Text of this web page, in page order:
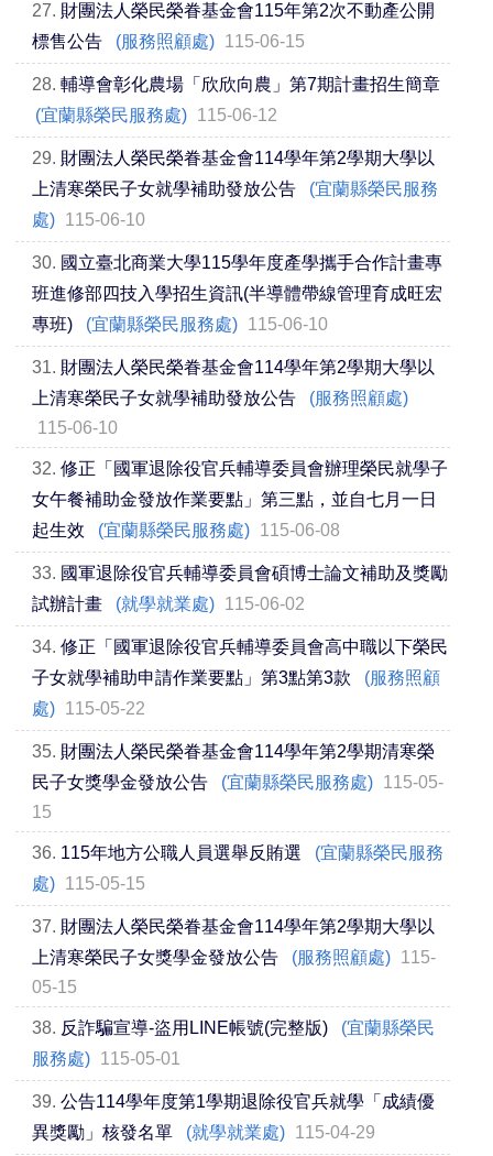
27. 財團法人榮民榮眷基金會115年第2次不動產公開
標售公告
(服務照顧處) 115-06-15
28. 輔導會彰化農場「欣欣向農」第7期計畫招生簡章
(宜蘭縣榮民服務處) 115-06-12
29. 財團法人榮民榮眷基金會114學年第2學期大學以
上清寒榮民子女就學補助發放公告
(宜蘭縣榮民服務
處) 115-06-10
30. 國立臺北商業大學115學年度產學攜手合作計畫專
班進修部四技入學招生資訊(半導體帶線管理育成旺宏
專班)
(宜蘭縣榮民服務處) 115-06-10
31. 財團法人榮民榮眷基金會114學年第2學期大學以
上清寒榮民子女就學補助發放公告
(服務照顧處)
115-06-10
32. 修正「國軍退除役官兵輔導委員會辦理榮民就學子
女午餐補助金發放作業要點」第三點，並自七月一日
起生效
(宜蘭縣榮民服務處) 115-06-08
33. 國軍退除役官兵輔導委員會碩博士論文補助及獎勵
試辦計畫
(就學就業處) 115-06-02
34. 修正「國軍退除役官兵輔導委員會高中職以下榮民
子女就學補助申請作業要點」第3點第3款
(服務照顧
處) 115-05-22
35. 財團法人榮民榮眷基金會114學年第2學期清寒榮
民子女獎學金發放公告
(宜蘭縣榮民服務處) 115-05-
15
36. 115年地方公職人員選舉反賄選
(宜蘭縣榮民服務
處) 115-05-15
37. 財團法人榮民榮眷基金會114學年第2學期大學以
上清寒榮民子女獎學金發放公告
(服務照顧處) 115-
05-15
38. 反詐騙宣導-盜用LINE帳號(完整版)
(宜蘭縣榮民
服務處) 115-05-01
39. 公告114學年度第1學期退除役官兵就學「成績優
異獎勵」核發名單
(就學就業處) 115-04-29